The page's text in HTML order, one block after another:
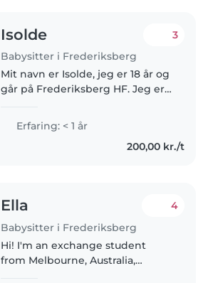
Isolde
Babysitter i Frederiksberg
3
Mit navn er Isolde, jeg er 18 år og
går på Frederiksberg HF. Jeg er
ansvarsbevidst og trives rigtig
godt med at være sammen med
børn. Jeg har selv to små
Erfaring: < 1 år
200,00 kr./t
Ella
Babysitter i Frederiksberg
4
Hi! I'm an exchange student
from Melbourne, Australia,